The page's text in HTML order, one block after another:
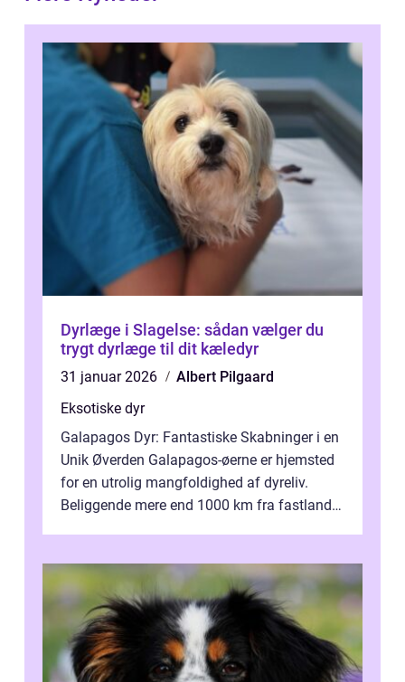
Dyrlæge i Slagelse: sådan vælger du
trygt dyrlæge til dit kæledyr
31 januar 2026
Albert Pilgaard
Eksotiske dyr
Galapagos Dyr: Fantastiske Skabninger i en
Unik Øverden Galapagos-øerne er hjemsted
for en utrolig mangfoldighed af dyreliv.
Beliggende mere end 1000 km fra fastlandet